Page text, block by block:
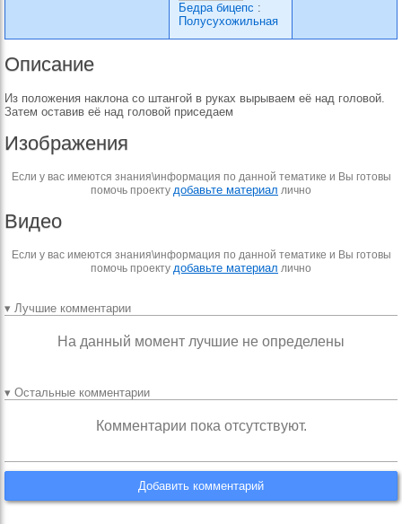
Бедра бицепс :
Полусухожильная
Описание
Из положения наклона со штангой в руках вырываем её над головой.
Затем оставив её над головой приседаем
Изображения
Если у вас имеются знания\информация по данной тематике и Вы готовы
помочь проекту добавьте материал лично
Видео
Если у вас имеются знания\информация по данной тематике и Вы готовы
помочь проекту добавьте материал лично
▾ Лучшие комментарии
На данный момент лучшие не определены
▾ Остальные комментарии
Комментарии пока отсутствуют.
Добавить комментарий